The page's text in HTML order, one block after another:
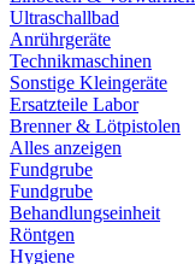
Ultraschallbad
Anrührgeräte
Technikmaschinen
Sonstige Kleingeräte
Ersatzteile Labor
Brenner & Lötpistolen
Alles anzeigen
Fundgrube
Fundgrube
Behandlungseinheit
Röntgen
Hygiene